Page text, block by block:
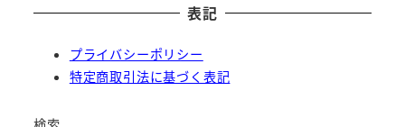
表記
プライバシーポリシー
特定商取引法に基づく表記